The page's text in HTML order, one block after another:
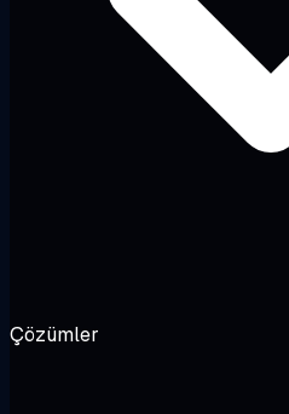
Çözümler